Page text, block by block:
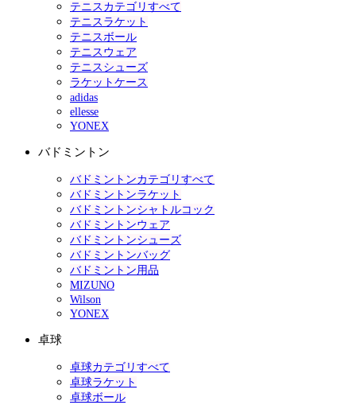
テニスカテゴリすべて
テニスラケット
テニスボール
テニスウェア
テニスシューズ
ラケットケース
adidas
ellesse
YONEX
バドミントン
バドミントンカテゴリすべて
バドミントンラケット
バドミントンシャトルコック
バドミントンウェア
バドミントンシューズ
バドミントンバッグ
バドミントン用品
MIZUNO
Wilson
YONEX
卓球
卓球カテゴリすべて
卓球ラケット
卓球ボール